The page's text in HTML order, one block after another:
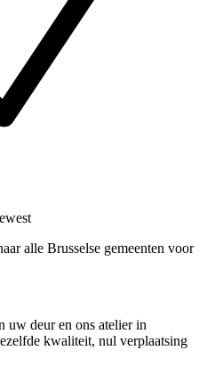
alle Brusselse gemeenten voor
uw deur en ons atelier in
kwaliteit, nul verplaatsing